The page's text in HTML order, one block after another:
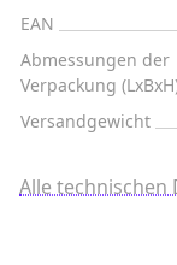
EAN
Abmessungen der
Verpackung
Versandgewicht
Alle technischen